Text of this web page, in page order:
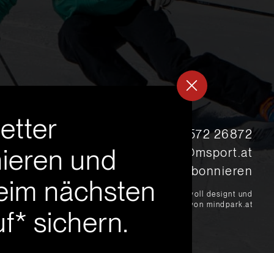
+43 5572 26872
msport@msport.at
Newsletter abonnieren
liebevoll designt und
programmiert von mindpark.at
und
nächsten
sichern.